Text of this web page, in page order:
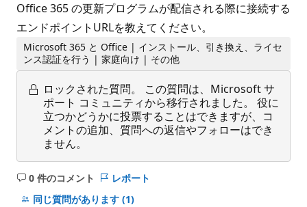
Office 365 の更新プログラムが配信される際に接続する
エンドポイントURLを教えてください。
Microsoft 365 と Office | インストール、引き換え、ライセ
ンス認証を行う | 家庭向け | その他
ロックされた質問。
この質問は、Microsoft サ
ポート コミュニティから移行されました。 役に
立つかどうかに投票することはできますが、コ
メントの追加、質問への返信やフォローはでき
ません。
0 件のコメント
コ
メ
レポート
同じ質問があります (1)